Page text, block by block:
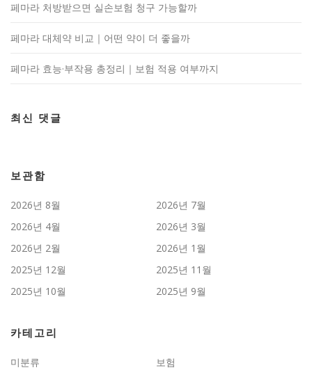
페마라 처방받으면 실손보험 청구 가능할까
페마라 대체약 비교｜어떤 약이 더 좋을까
페마라 효능·부작용 총정리｜보험 적용 여부까지
최신 댓글
보관함
2026년 8월
2026년 7월
2026년 4월
2026년 3월
2026년 2월
2026년 1월
2025년 12월
2025년 11월
2025년 10월
2025년 9월
카테고리
미분류 보험